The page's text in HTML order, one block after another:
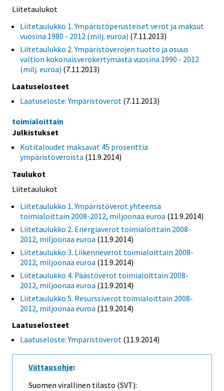
Liitetaulukot
Liitetaulukko 1. Ympäristöperusteiset verot ja maksut
vuosina 1980 - 2012 (milj. euroa) (7.11.2013)
Liitetaulukko 2. Ympäristöverojen tuotto ja osuus
valtion kokonaisverokertymästä vuosina 1990 - 2012
(milj. euroa) (7.11.2013)
Laatuselosteet
Laatuseloste: Ympäristöverot (7.11.2013)
toimialoittain
Julkistukset
Kotitaloudet maksavat 45 prosenttia
ympäristöveroista (11.9.2014)
Taulukot
Liitetaulukot
Liitetaulukko 1. Ympäristöverot yhteensä
toimialoittain 2008-2012, miljoonaa euroa (11.9.2014)
Liitetaulukko 2. Energiaverot toimialoittain 2008-
2012, miljoonaa euroa (11.9.2014)
Liitetaulukko 3. Liikenneverot toimialoittain 2008-
2012, miljoonaa euroa (11.9.2014)
Liitetaulukko 4. Päästöverot toimialoittain 2008-
2012, miljoonaa euroa (11.9.2014)
Liitetaulukko 5. Resurssiverot toimialoittain 2008-
2012, miljoonaa euroa (11.9.2014)
Laatuselosteet
Laatuseloste: Ympäristöverot (11.9.2014)
Viittausohje:
Suomen virallinen tilasto (SVT):